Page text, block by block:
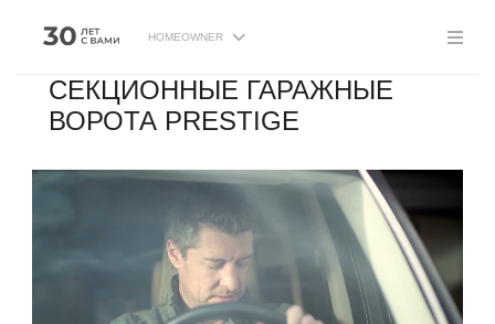
HOMEOWNER
СЕКЦИОННЫЕ ГАРАЖНЫЕ
ВОРОТА PRESTIGE